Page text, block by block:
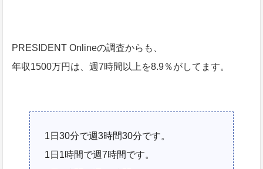
PRESIDENT Onlineの調査からも、
年収1500万円は、週7時間以上を8.9％がしてます。
1日30分で週3時間30分です。
1日1時間で週7時間です。